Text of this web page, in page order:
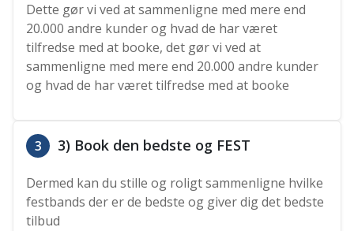
Dette gør vi ved at sammenligne med mere end
20.000 andre kunder og hvad de har været
tilfredse med at booke, det gør vi ved at
sammenligne med mere end 20.000 andre kunder
og hvad de har været tilfredse med at booke
3 3) Book den bedste og FEST
Dermed kan du stille og roligt sammenligne hvilke
festbands der er de bedste og giver dig det bedste
tilbud